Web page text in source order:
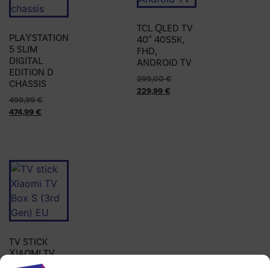
PLAYSTATION
5 SLIM
DIGITAL
EDITION D
CHASSIS
499,99€
474,99€
TCL QLED TV
40″ 40S5K,
FHD,
ANDROID TV
299,00€
229,99€
TV STICK
XIAOMI TV
BOX S (3RD